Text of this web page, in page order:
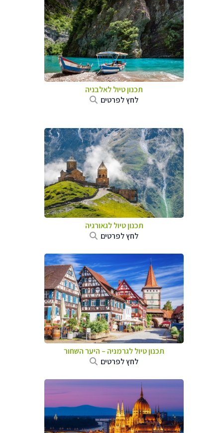
תכנון טיול לאלבניה
לחץ לפרטים
תכנון טיול לגאורגיה
לחץ לפרטים
תכנון טיול לגרמניה – היער השחור
לחץ לפרטים